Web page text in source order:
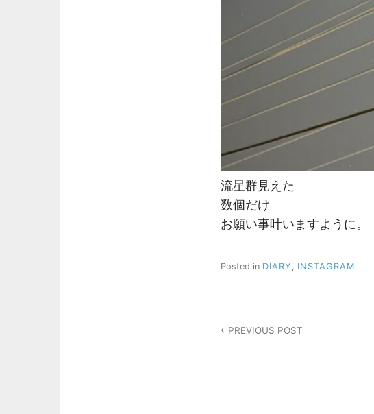
流星群見えた
数個だけ
お願い事叶いますように。
Posted in DIARY , INSTAGRAM
PREVIOUS POST